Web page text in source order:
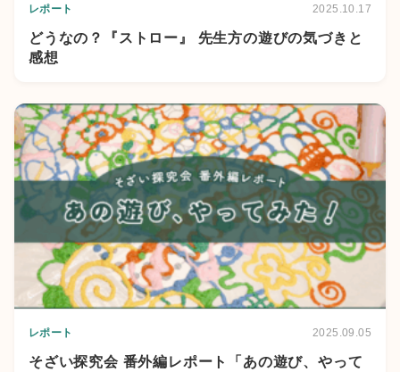
レポート 2025.10.17
どうなの？『ストロー』 先生方の遊びの気づきと
感想
レポート 2025.09.05
そざい探究会 番外編レポート「あの遊び、やって